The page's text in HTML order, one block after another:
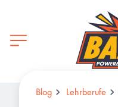
Blog Lehrberufe